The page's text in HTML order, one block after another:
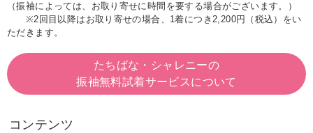
（振袖によっては、お取り寄せに時間を要する場合がございます。）
※2回目以降はお取り寄せの場合、1着につき2,200円（税込）をい
ただきます。
たちばな・シャレニーの
振袖無料試着サービスについて
コンテンツ